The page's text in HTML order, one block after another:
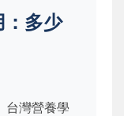
：多少
台灣營養學